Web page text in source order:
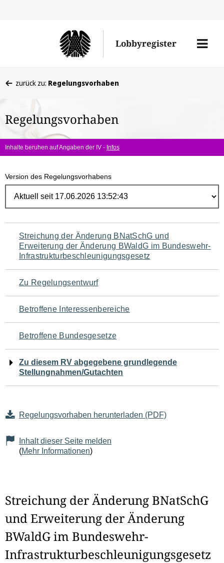
Lobbyregister
Menü
befinden
hier:
zurück zu: Regelungsvorhaben
Regelungsvorhaben
Inhalte beruhen auf Angaben der IV - Infos
Version des Regelungsvorhabens
Navigation
für
den
Seiteninhalt
Streichung der Änderung BNatSchG und
Erweiterung der Änderung BWaldG im Bundeswehr-
Infrastrukturbeschleunigungsgesetz
Zu Regelungsentwurf
Betroffene Interessenbereiche
Betroffene Bundesgesetze
Zu diesem RV abgegebene grundlegende
Stellungnahmen/Gutachten
Regelungsvorhaben herunterladen (PDF)
Inhalt dieser Seite melden
(Mehr Informationen)
Streichung der Änderung BNatSchG
und Erweiterung der Änderung
BWaldG im Bundeswehr-
Infrastrukturbeschleunigungsgesetz